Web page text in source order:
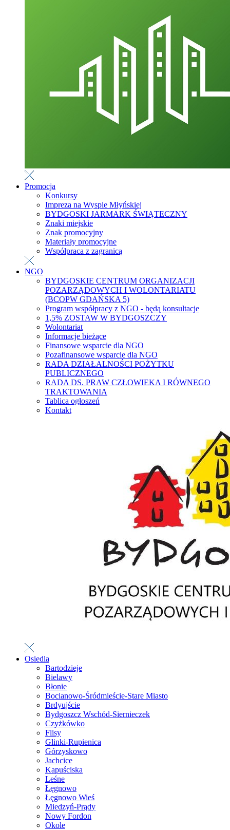
Promocja
Konkursy
Impreza na Wyspie Młyńskiej
BYDGOSKI JARMARK ŚWIĄTECZNY
Znaki miejskie
Znak promocyjny
Materiały promocyjne
Współpraca z zagranicą
NGO
BYDGOSKIE CENTRUM ORGANIZACJI
POZARZĄDOWYCH I WOLONTARIATU
(BCOPW GDAŃSKA 5)
Program współpracy z NGO - będą konsultacje
1,5% ZOSTAW W BYDGOSZCZY
Wolontariat
Informacje bieżące
Finansowe wsparcie dla NGO
Pozafinansowe wsparcie dla NGO
RADA DZIAŁALNOŚCI POŻYTKU
PUBLICZNEGO
RADA DS. PRAW CZŁOWIEKA I RÓWNEGO
TRAKTOWANIA
Tablica ogłoszeń
Kontakt
Osiedla
Bartodzieje
Bielawy
Błonie
Bocianowo-Śródmieście-Stare Miasto
Brdyujście
Bydgoszcz Wschód-Siernieczek
Czyżkówko
Flisy
Glinki-Rupienica
Górzyskowo
Jachcice
Kapuściska
Leśne
Łęgnowo
Łęgnowo Wieś
Miedzyń-Prądy
Nowy Fordon
Okole